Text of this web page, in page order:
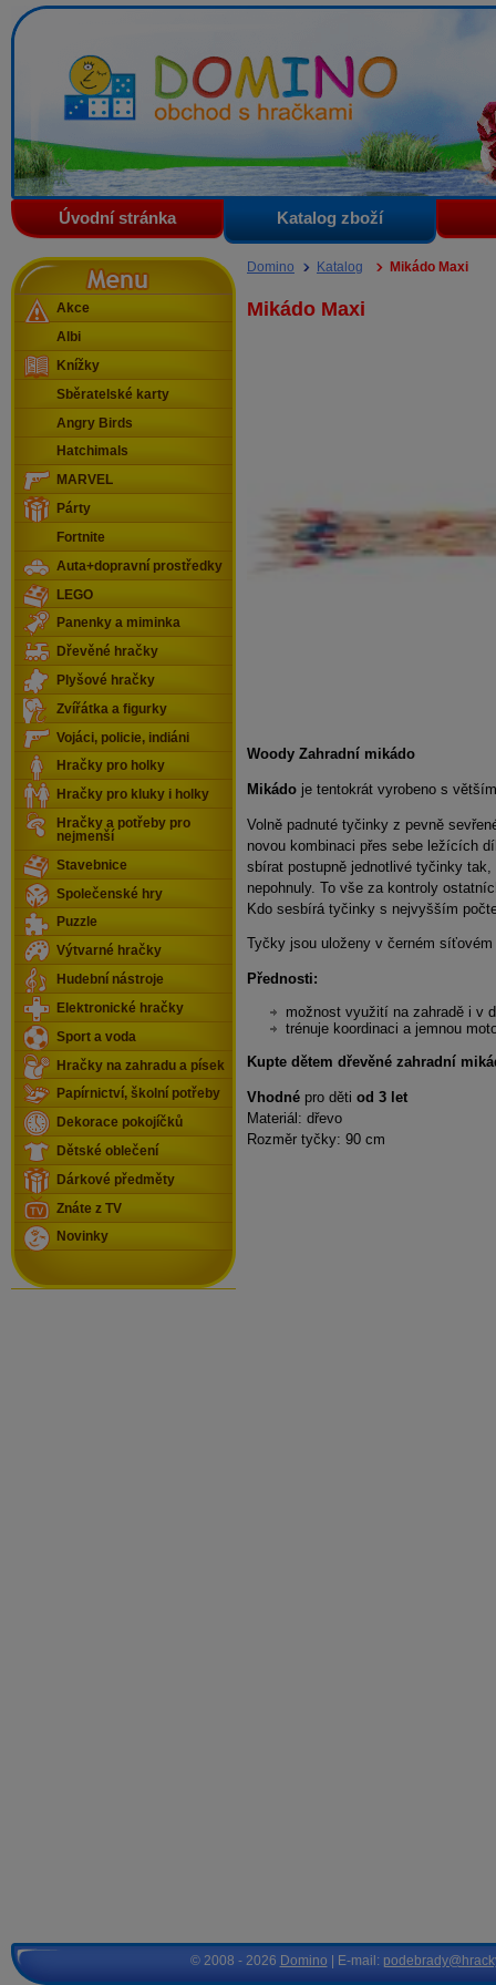
Domino - obchod s hračkami
Úvodní stránka Katalog zboží
Domino Katalog Mikádo Maxi
Mikádo Maxi
Woody Zahradní mikádo
Mikádo je tentokrát vyrobeno s
Volně padnuté tyčinky z pevně
novou kombinaci přes sebe ležících
sbírat postupně jednotlivé tyčinky
nepohnuly. To vše za kontroly
Kdo sesbírá tyčinky s nejvyšším
Tyčky jsou uloženy v černém
Přednosti:
možnost využití na zahradě i v
trénuje koordinaci a jemnou
Kupte dětem dřevěné zahradní
Vhodné pro děti od 3 let
Materiál: dřevo
Rozměr tyčky: 90 cm
Menu
Akce
Albi
Knížky
Sběratelské karty
Angry Birds
Hatchimals
MARVEL
Párty
Fortnite
Auta+dopravní prostředky
LEGO
Panenky a miminka
Dřevěné hračky
Plyšové hračky
Zvířátka a figurky
Vojáci, policie, indiáni
Hračky pro holky
Hračky pro kluky i holky
Hračky a potřeby pro
nejmenší
Stavebnice
Společenské hry
Puzzle
Výtvarné hračky
Hudební nástroje
Elektronické hračky
Sport a voda
Hračky na zahradu a písek
Papírnictví, školní potřeby
Dekorace pokojíčků
Dětské oblečení
Dárkové předměty
Znáte z TV
Novinky
© 2008 - 2026 Domino | E-mail: